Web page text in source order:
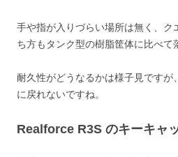
手や指が入りづらい場所は無く、ク
ち方もタンク型の樹脂筐体に比べて
耐久性がどうなるかは様子見ですが
に戻れないですね。
Realforce R3S のキーキャ